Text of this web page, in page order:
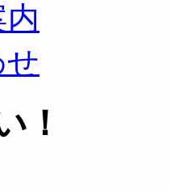
！